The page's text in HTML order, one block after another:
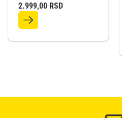
2.999,00 RSD